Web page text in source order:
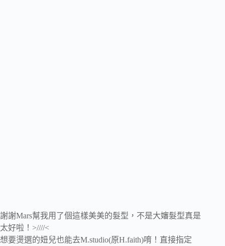
謝謝Mars幫我用了個這樣美美的髮型，不是大嬸髮型真是
太好啦！>////<
想要燙選的妞兒也能去M.studio(原H.faith)唷！直接指定